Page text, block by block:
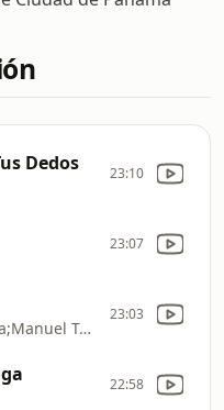
Dedos 23:10
23:07
Yandel;Sebastian Yatra;Manuel Turizo
23:03
22:58